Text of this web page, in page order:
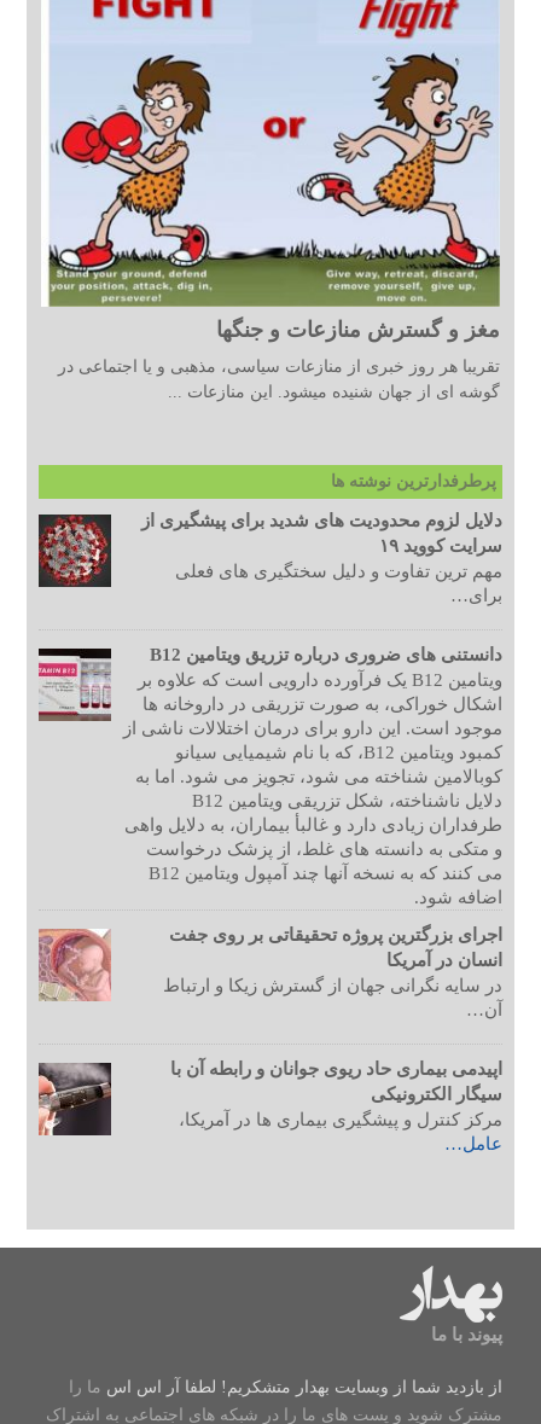
مغز و گسترش منازعات و جنگها
تقریبا هر روز خبری از منازعات سیاسی، مذهبی و یا اجتماعی در
گوشه ای از جهان شنیده میشود. این منازعات ...
پرطرفدارترین نوشته ها
دلایل لزوم محدودیت های شدید برای پیشگیری از
سرایت کووید ۱۹
مهم ترین تفاوت و دلیل سختگیری های فعلی
برای…
دانستنی های ضروری درباره تزریق ویتامین B12
ویتامین B12 یک فرآورده دارویی است که علاوه بر
اشکال خوراکی، به صورت تزریقی در داروخانه ها
موجود است. این دارو برای درمان اختلالات ناشی از
کمبود ویتامین B12، که با نام شیمیایی سیانو
کوبالامین شناخته می شود، تجویز می شود. اما به
دلایل ناشناخته، شکل تزریقی ویتامین B12
طرفداران زیادی دارد و غالبأ بیماران، به دلایل واهی
و متکی به دانسته های غلط، از پزشک درخواست
می کنند که به نسخه آنها چند آمپول ویتامین B12
اضافه شود.
اجرای بزرگترین پروژه تحقیقاتی بر روی جفت
انسان در آمریکا
در سایه نگرانی جهان از گسترش زیکا و ارتباط
آن…
اپیدمی بیماری حاد ریوی جوانان و رابطه آن با
سیگار الکترونیکی
مرکز کنترل و پیشگیری بیماری ها در آمریکا،
عامل…
پیوند با ما
از بازدید شما از وبسایت بهدار متشکریم! لطفا آر اس اس ما را
مشترک شوید و پست های ما را در شبکه های اجتماعی به اشتراک